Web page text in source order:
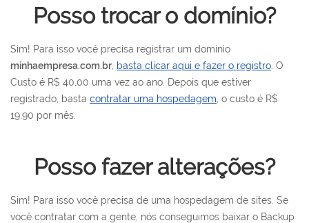
Posso trocar o domínio?
Sim! Para isso você precisa registrar um domínio
minhaempresa.com.br basta clicar aqui e fazer o registro . O
Custo é R$ 40,00 uma vez ao ano. Depois que estiver
registrado, basta contratar uma hospedagem , o custo é R$
19,90 por mês.
Posso fazer alterações?
Sim! Para isso você precisa de uma hospedagem de sites. Se
você contratar com a gente, nós conseguimos baixar o Backup